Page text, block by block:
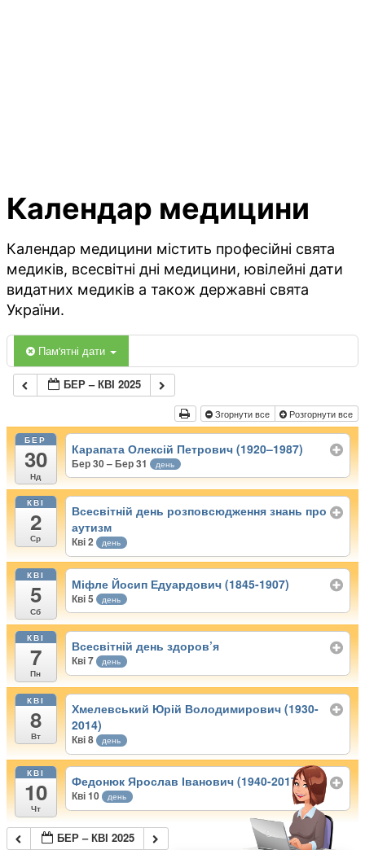
Календар медицини
Календар медицини містить професійні свята
медиків, всесвітні дні медицини, ювілейні дати
видатних медиків а також державні свята
України.
Пам'ятні дати
БЕР – КВІ 2025
Згорнути все Розгорнути все
БЕР
30
Нд
Карапата Олексій Петрович (1920–1987)
Бер 30 – Бер 31 день
КВІ
2
Ср
Всесвітній день розповсюдження знань про
аутизм
Кві 2 день
КВІ
5
Сб
Міфле Йосип Едуардович (1845-1907)
Кві 5 день
КВІ
7
Пн
Всесвітній день здоров’я
Кві 7 день
КВІ
8
Вт
Хмелевський Юрій Володимирович (1930-
2014)
Кві 8 день
КВІ
10
Чт
Федонюк Ярослав Іванович (1940-2017)
Кві 10 день
БЕР – КВІ 2025